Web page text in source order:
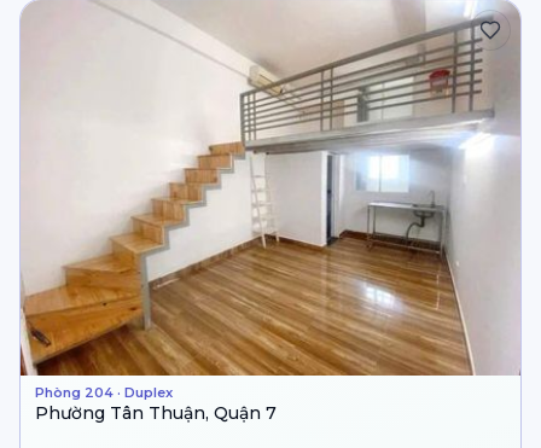
Phòng 204 · Duplex
Phường Tân Thuận, Quận 7